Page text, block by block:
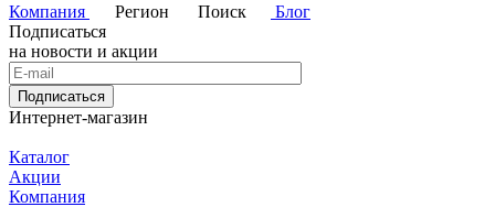
Компания
Регион Поиск
Блог
Подписаться
на новости и акции
Подписаться
Интернет-магазин
Каталог
Акции
Компания